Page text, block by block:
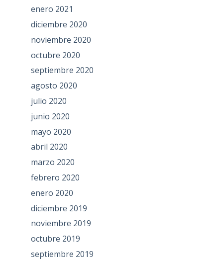
enero 2021
diciembre 2020
noviembre 2020
octubre 2020
septiembre 2020
agosto 2020
julio 2020
junio 2020
mayo 2020
abril 2020
marzo 2020
febrero 2020
enero 2020
diciembre 2019
noviembre 2019
octubre 2019
septiembre 2019